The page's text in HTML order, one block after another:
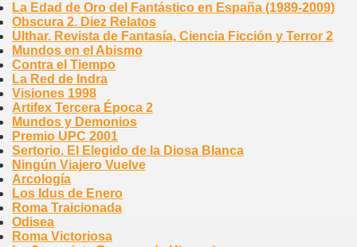
La Edad de Oro del Fantástico en España (1989-2009)
Obscura 2. Diez Relatos
Ulthar. Revista de Fantasía, Ciencia Ficción y Terror 2
Mundos en el Abismo
Contra el Tiempo
La Red de Indra
Visiones 1998
Artifex Tercera Época 2
Mundos y Demonios
Premio UPC 2001
Sertorio. El Elegido de la Diosa Blanca
Ningún Viajero Vuelve
Arcología
Los Idus de Enero
Roma Traicionada
Odisea
Roma Victoriosa